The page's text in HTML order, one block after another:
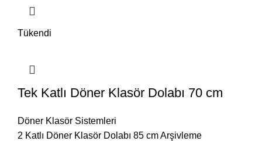
Tükendi
Tek Katlı Döner Klasör Dolabı 70 cm
Döner Klasör Sistemleri
2 Katlı Döner Klasör Dolabı 85 cm Arşivleme